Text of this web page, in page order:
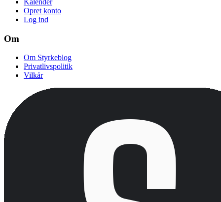
Opret konto
Log ind
Om
Om Styrkeblog
Privatlivspolitik
Vilkår